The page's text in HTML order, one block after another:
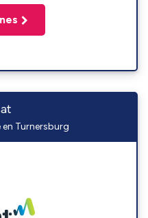
Turnersburg